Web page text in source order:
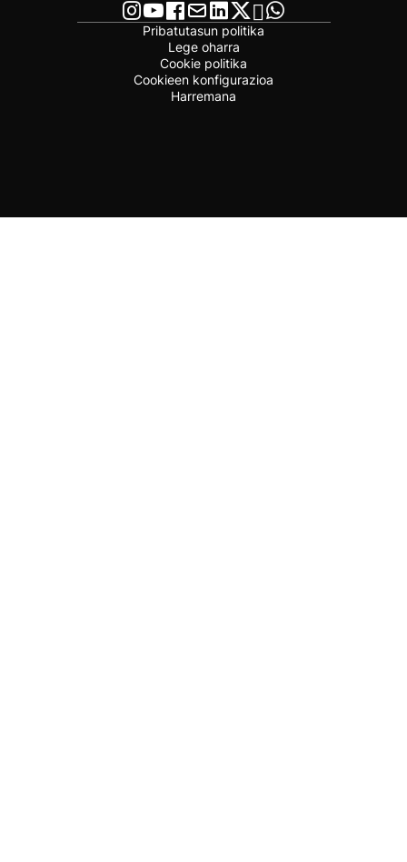
Pribatutasun politika
Lege oharra
Cookie politika
Cookieen konfigurazioa
Harremana